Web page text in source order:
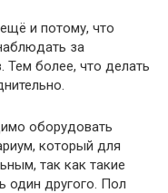
и потому, что
за
более, что делать
оборудовать
который для
так как такие
один другого. Пол